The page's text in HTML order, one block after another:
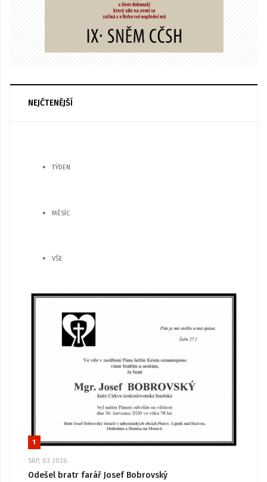
NEJČTENĚJŠÍ
TÝDEN
MĚSÍC
VŠE
1
SRP, 03 2026
Odešel bratr farář Josef Bobrovský